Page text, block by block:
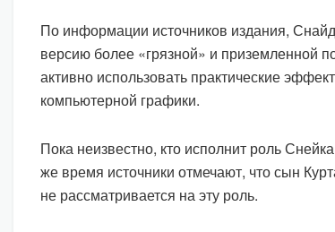
По информации источников издания,
версию более «грязной» и приземленной
активно использовать практические
компьютерной графики.
Пока неизвестно, кто исполнит роль
же время источники отмечают, что сын
не рассматривается на эту роль.